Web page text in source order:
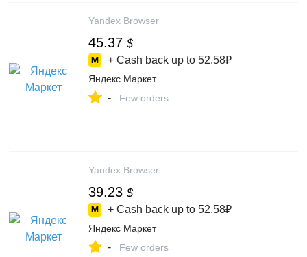
Yandex Browser
45.37 $
+ Cash back up to 52.58₽
Яндекс Маркет
- Few orders
Yandex Browser
39.23 $
+ Cash back up to 52.58₽
Яндекс Маркет
- Few orders